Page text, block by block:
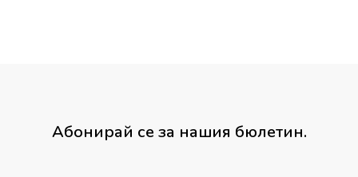
Абонирай се за нашия бюлетин.